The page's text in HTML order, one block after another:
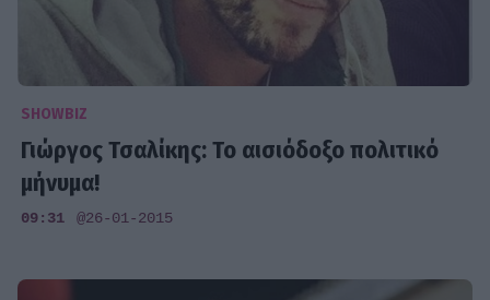
SHOWBIZ
Γιώργος Τσαλίκης: Το αισιόδοξο πολιτικό
μήνυμα!
09:31 @26-01-2015